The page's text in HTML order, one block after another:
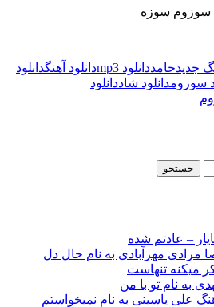
سوزوم سوزه
جدیدحامددانلود mp3 دانلود آهنگدانلود
سوزومدانلود شاددانلود
– عادتم شده
مرادی مهرآبادی به نام حال دل
میکنه تنهاست
به نام تو با من
علی یاسینی به نام نمیخواستم